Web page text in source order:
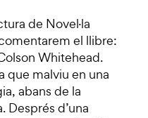
de Novel·la
el llibre:
Whitehead.
que malviu en una
abans de la
Després d’una